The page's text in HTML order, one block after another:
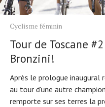
Cyclisme féminin
Tour de Toscane
Bronzini!
Après le prologue inaugural
au tour d'une autre
remporte sur ses terres la